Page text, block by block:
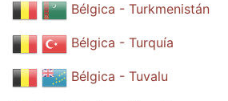
Bélgica - Turkmenistán
Bélgica - Turquía
Bélgica - Tuvalu